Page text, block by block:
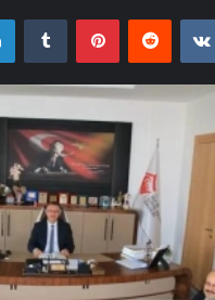
LinkedInTumblr PinterestReddit